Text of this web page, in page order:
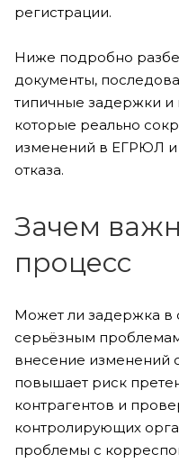
регистрации.
Ниже подробно
документы,
типичные задержки и
которые реально
изменений в ЕГРЮЛ
отказа.
Зачем
процесс
Может ли задержка в
серьёзным
внесение изменений
повышает риск
контрагентов и
контролирующих
проблемы с